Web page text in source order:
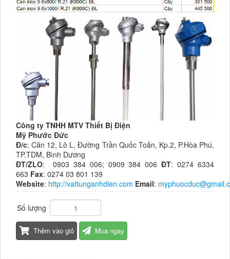
Công ty TNHH MTV Thiết Bị Điện
Mỹ Phước Đức
Đ/c: Căn 12, Lô L, Đường Trần Quốc Toản, Kp.2, P.Hòa Phú,
TP.TDM, Bình Dương
ĐT/ZLO: 0903 384 006; 0909 384 006ĐT: 0274 6334
663 Fax: 0274 03 801 139
Website: http://vattunganhdien.com Email:
Số lượng
Thêm vào giỏ Mua ngay